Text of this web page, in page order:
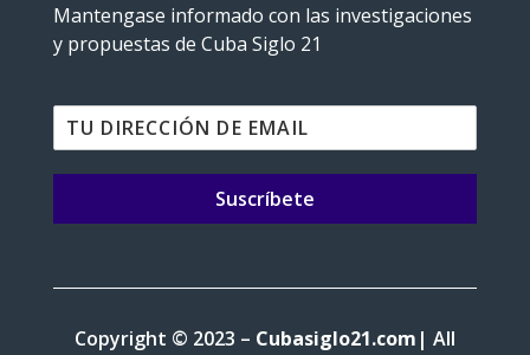
Mantengase informado con las investigaciones
y propuestas de Cuba Siglo 21
Suscríbete
Copyright © 2023 – Cubasiglo21.com | All